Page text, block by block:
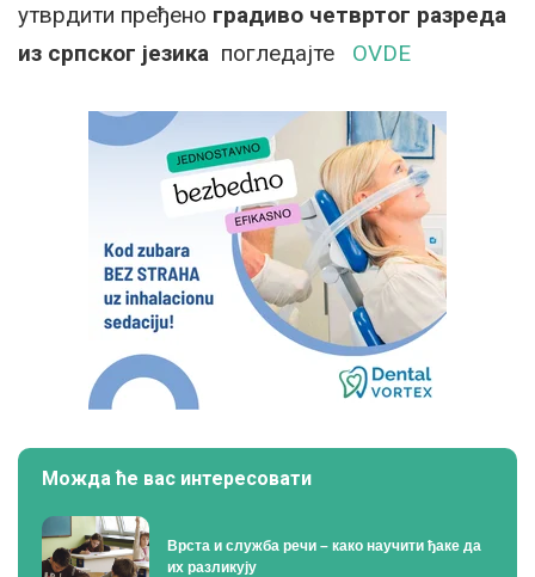
утврдити пређено градиво четвртог разреда
из српског језика погледајте OVDE
Можда ће вас интересовати
Врста и служба речи – како научити ђаке да
их разликују